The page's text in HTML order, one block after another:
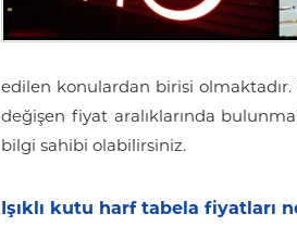
edilen konulardan birisi olmaktadır.
değişen fiyat aralıklarında
bilgi sahibi olabilirsiniz.
Işıklı kutu harf tabela fiyatları